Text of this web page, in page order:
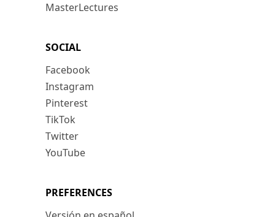
MasterLectures
SOCIAL
Facebook
Instagram
Pinterest
TikTok
Twitter
YouTube
PREFERENCES